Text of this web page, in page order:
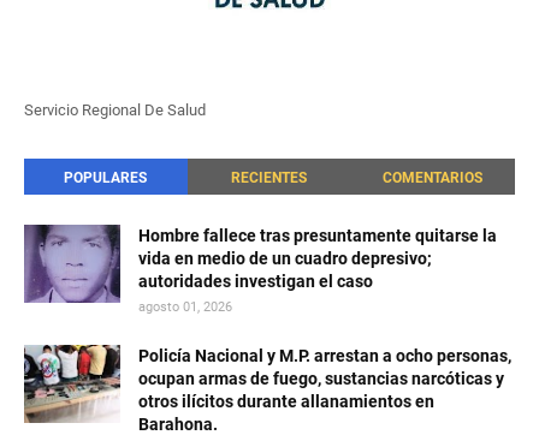
Servicio Regional De Salud
POPULARES RECIENTES COMENTARIOS
Hombre fallece tras presuntamente quitarse la
vida en medio de un cuadro depresivo;
autoridades investigan el caso
agosto 01, 2026
Policía Nacional y M.P. arrestan a ocho personas,
ocupan armas de fuego, sustancias narcóticas y
otros ilícitos durante allanamientos en
Barahona.